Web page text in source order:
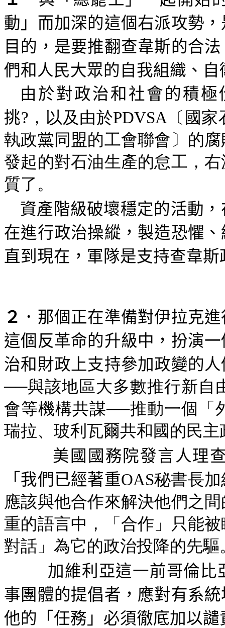
動」而加深的這個右派攻勢
目的，是要推翻查韋斯的合
們和人民大眾的自我組織、自
由於對政治和社會的積
挑?，以及由於PDVSA〔國
執政黨同盟的工會聯會〕的
發起的對石油生產的怠工，
質了。
資產階級破壞穩定的活動
在進行政治操縱，製造恐懼
直到現在，軍隊是支持查韋斯
２ ．那個正在準備對伊拉克
這個反革命的升級中，扮演
治和財政上支持參加政變的
──與該地區大多數推行新自
會等機構共謀──推動一個「
瑞拉、玻利瓦爾共和國的民主
美國國務院發言人理
「我們已經著重OAS秘書長
應該與他合作來解決他們之
重的語言中，「合作」只能
對話」為它的政治投降的先驅
加維利亞這一前哥倫比
事團體的提倡者，應對有系
他的「任務」必須徹底加以譴